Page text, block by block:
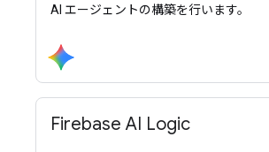
AI エージェントの構築を行います。
Firebase AI Logic